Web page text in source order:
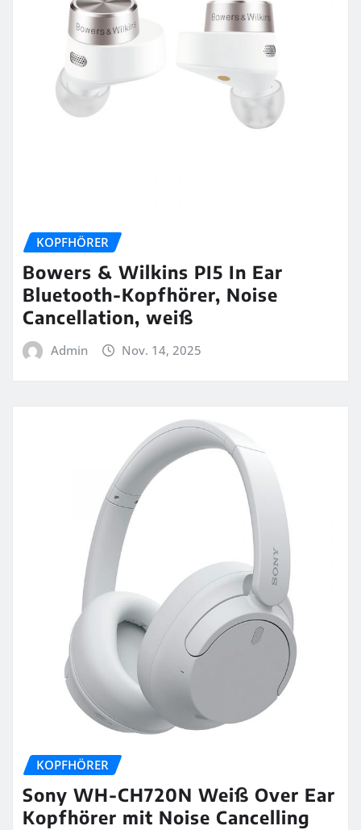
KOPFHÖRER
Bowers & Wilkins PI5 In Ear
Bluetooth-Kopfhörer, Noise
Cancellation, weiß
Admin Nov. 14, 2025
KOPFHÖRER
Sony WH-CH720N Weiß Over Ear
Kopfhörer mit Noise Cancelling